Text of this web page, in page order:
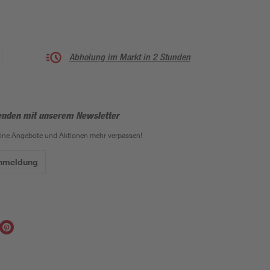
Abholung im Markt in 2 Stunden
mit unserem Newsletter
Angebote und Aktionen mehr verpassen!